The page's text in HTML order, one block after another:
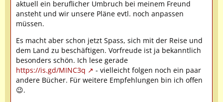
aktuell ein beruflicher Umbruch bei meinem Freund
ansteht und wir unsere Pläne evtl. noch anpassen
müssen.
Es macht aber schon jetzt Spass, sich mit der Reise und
dem Land zu beschäftigen. Vorfreude ist ja bekanntlich
besonders schön. Ich lese gerade
https://is.gd/MINC3q
- vielleicht folgen noch ein paar
andere Bücher. Für weitere Empfehlungen bin ich offen
😉.